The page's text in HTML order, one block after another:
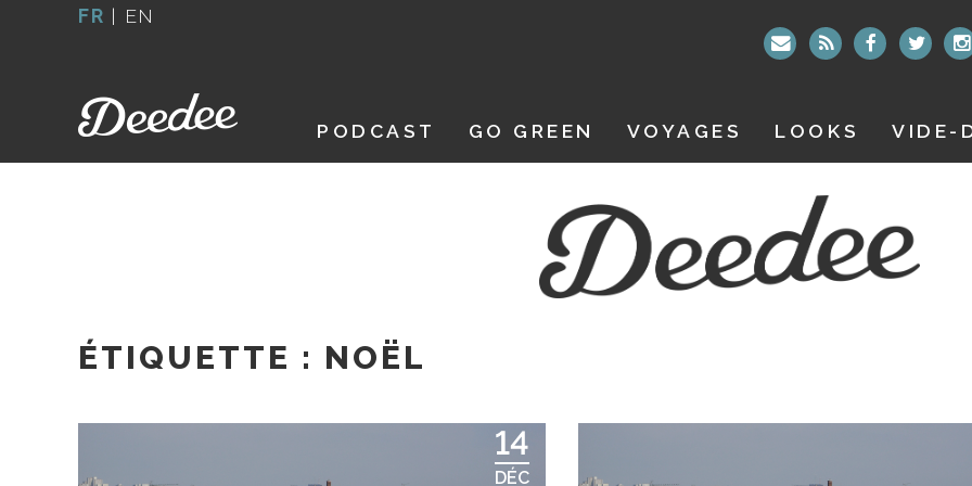
FR | EN
PODCAST GO GREEN VOYAGES LOOKS VIDE-
ÉTIQUETTE : NOËL
14
DÉC